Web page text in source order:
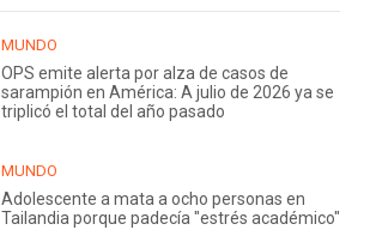
MUNDO
OPS emite alerta por alza de casos de
sarampión en América: A julio de 2026 ya se
triplicó el total del año pasado
MUNDO
Adolescente a mata a ocho personas en
Tailandia porque padecía "estrés académico"